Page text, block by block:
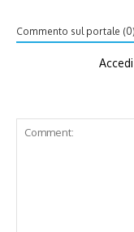
Commento sul portale (0)